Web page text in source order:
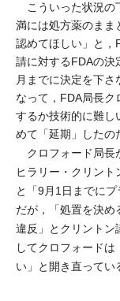
こういった状況の
満には処方薬のまま
認めてほしい」と，
請に対するFDAの決
月までに決定を下
なって，FDA局長
するか技術的に難し
めて「延期」したの
クロフォード局長
ヒラリー・クリン
と「9月1日までに
だが，「処置を決
違反」とクリントン
してクロフォード
い」と開き直ってい